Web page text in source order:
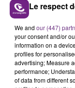
C'était l'une
rémois. Le
fermer ses
TITRES
14h40
14h40
Le respect
We and our (447)
your consent and/or
information on a
profiles for
advertising; Measure
performance;
of data from different